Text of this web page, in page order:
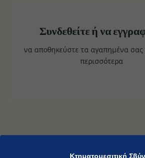
Κτηματομεσιτική
Συνδεθείτε ή να
να αποθηκεύστε τα αγαπημένα σας
περισσότερα